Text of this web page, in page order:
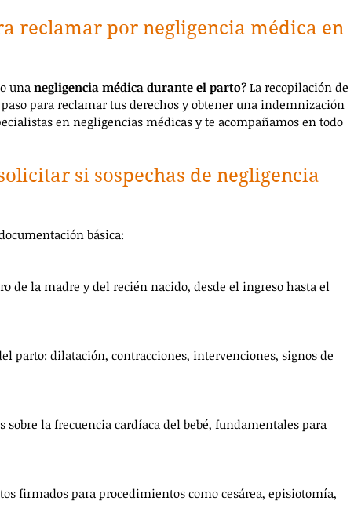
reclamar por negligencia médica en
una negligencia médica durante el parto? La recopilación de
para reclamar tus derechos y obtener una indemnización
en negligencias médicas y te acompañamos en todo
si sospechas de negligencia
básica:
de la madre y del recién nacido, desde el ingreso hasta el
parto: dilatación, contracciones, intervenciones, signos de
sobre la frecuencia cardíaca del bebé, fundamentales para
firmados para procedimientos como cesárea, episiotomía,